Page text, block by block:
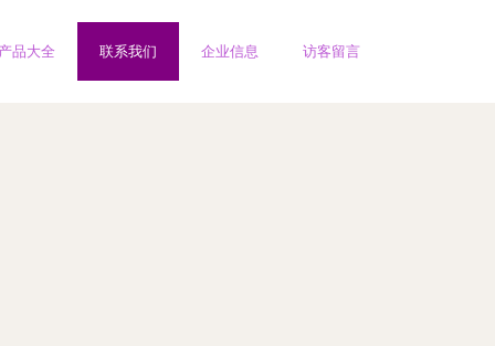
产品大全 联系我们 企业信息 访客留言